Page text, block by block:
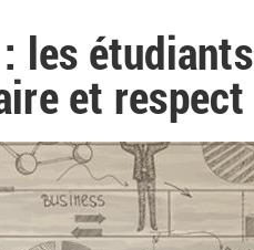
les étudiants
et respect